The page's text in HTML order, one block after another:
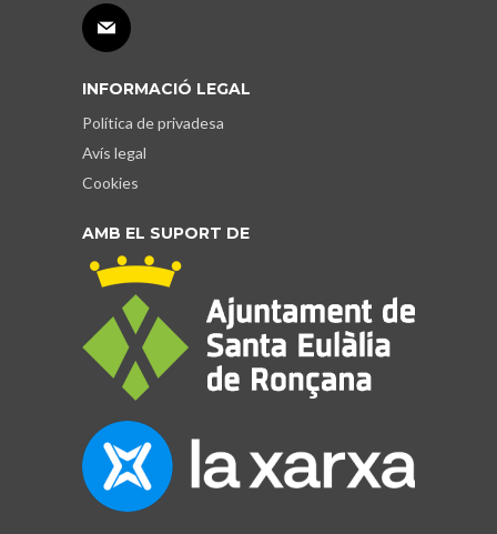
INFORMACIÓ LEGAL
Política de privadesa
Avís legal
Cookies
AMB EL SUPORT DE